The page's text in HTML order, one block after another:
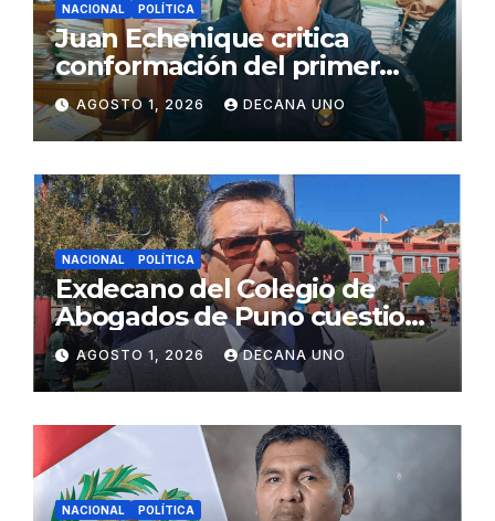
NACIONAL POLÍTICA
Juan Echenique critica
conformación del primer
gabinete ministerial de Keiko
Fujimori
AGOSTO 1, 2026 DECANA UNO
NACIONAL POLÍTICA
Exdecano del Colegio de
Abogados de Puno cuestiona
propuestas sobre seguridad
ciudadana
AGOSTO 1, 2026 DECANA UNO
NACIONAL POLÍTICA